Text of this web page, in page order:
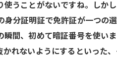
うことがないですね。しか
分証明証で免許証が一つの
間、初めて暗証番号を使い
れないようにするといった